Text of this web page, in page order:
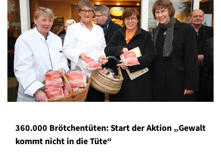
360.000 Brötchentüten: Start der Aktion „Gewalt
kommt nicht in die Tüte“